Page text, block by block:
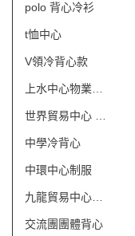
polo 背心冷衫
t恤中心
V領冷背心款
中學冷背心
中環中心制服
交流團團體背心